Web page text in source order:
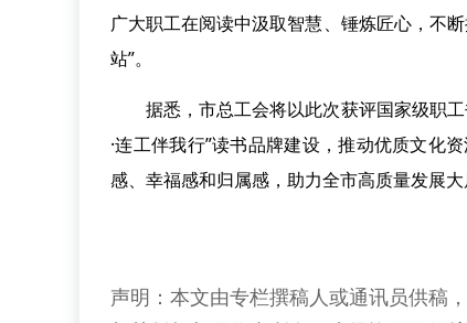
广大职工在阅读中汲取智慧、锤炼匠心，不
站”。
据悉，市总工会将以此次获评国家级职
·连工伴我行”读书品牌建设，推动优质文化
感、幸福感和归属感，助力全市高质量发展大
声明：本文由专栏撰稿人或通讯员供稿